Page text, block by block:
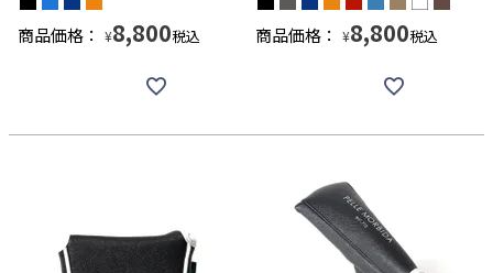
商品価格： ¥8,800税込 商品価格： ¥8,800税込